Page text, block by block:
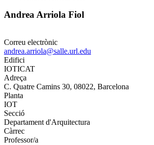
Andrea Arriola Fiol
Correu electrònic
andrea.arriola@salle.url.edu
Edifici
IOTICAT
Adreça
C. Quatre Camins 30, 08022, Barcelona
Planta
IOT
Secció
Departament d'Arquitectura
Càrrec
Professor/a